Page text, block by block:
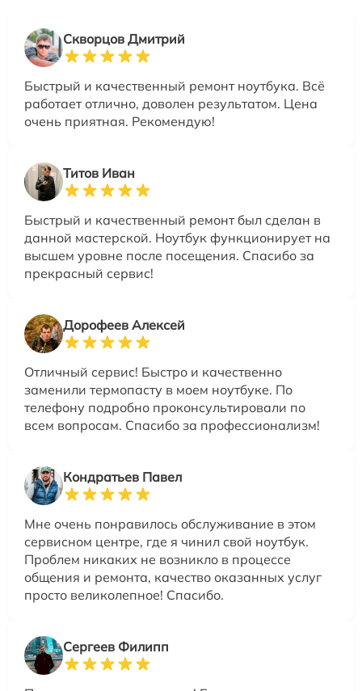
Скворцов Дмитрий
Быстрый и качественный ремонт ноутбука. Всё
работает отлично, доволен результатом. Цена
очень приятная. Рекомендую!
Титов Иван
Быстрый и качественный ремонт был сделан в
данной мастерской. Ноутбук функционирует на
высшем уровне после посещения. Спасибо за
прекрасный сервис!
Дорофеев Алексей
Отличный сервис! Быстро и качественно
заменили термопасту в моем ноутбуке. По
телефону подробно проконсультировали по
всем вопросам. Спасибо за профессионализм!
Кондратьев Павел
Мне очень понравилось обслуживание в этом
сервисном центре, где я чинил свой ноутбук.
Проблем никаких не возникло в процессе
общения и ремонта, качество оказанных услуг
просто великолепное! Спасибо.
Сергеев Филипп